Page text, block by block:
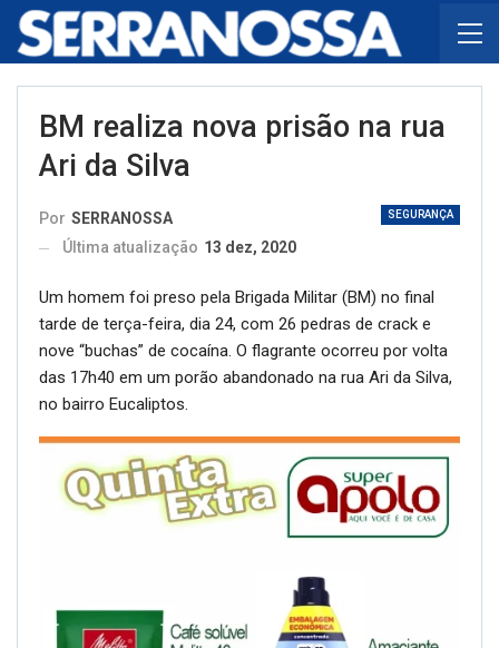
BM realiza nova prisão na rua
Ari da Silva
SEGURANÇA
Por SERRANOSSA
Última atualização 13 dez, 2020
Um homem foi preso pela Brigada Militar (BM) no final
tarde de terça-feira, dia 24, com 26 pedras de crack e
nove “buchas” de cocaína. O flagrante ocorreu por volta
das 17h40 em um porão abandonado na rua Ari da Silva,
no bairro Eucaliptos.